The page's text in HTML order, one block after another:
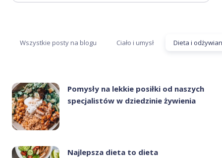
Wszystkie posty na blogu Ciało i umysł Dieta i
Pomysły na lekkie posiłki od naszych
specjalistów w dziedzinie żywienia
Najlepsza dieta to dieta